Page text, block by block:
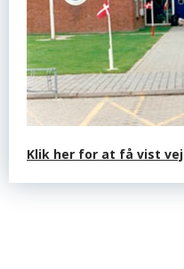
Klik her for at få vist vej